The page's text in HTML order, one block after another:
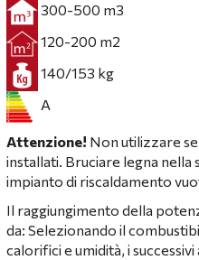
300-500 m3
120-200 m2
140/153 kg
A
Attenzione! Non utilizzare
installati. Bruciare legna
impianto di riscaldamento
Il raggiungimento della
da: Selezionando il
calorifici e umidità, i